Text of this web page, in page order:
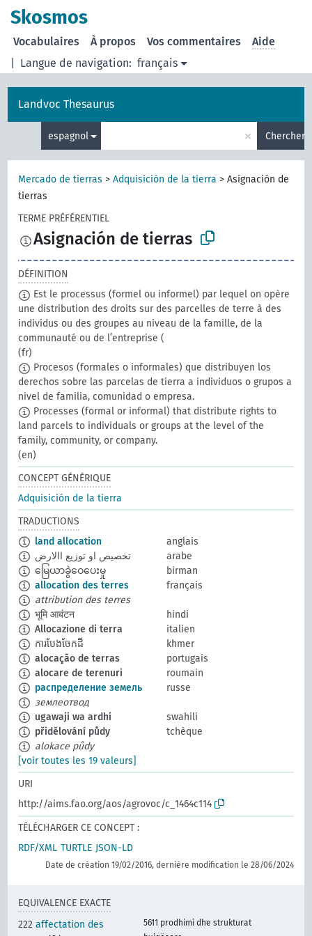
Skosmos
Langue de navigation: français
Vocabulaires À propos Vos commentaires Aide
Landvoc Thesaurus
espagnol × Chercher
Mercado de tierras >Adquisición de la tierra >Asignación de
tierras
TERME PRÉFÉRENTIEL
Asignación de tierras
DÉFINITION
Est le processus (formel ou informel) par lequel on opère
une distribution des droits sur des parcelles de terre à des
individus ou des groupes au niveau de la famille, de la
communauté ou de l’entreprise (
(fr)
Procesos (formales o informales) que distribuyen los
derechos sobre las parcelas de tierra a individuos o grupos a
nivel de familia, comunidad o empresa.
Processes (formal or informal) that distribute rights to
land parcels to individuals or groups at the level of the
family, community, or company.
(en)
CONCEPT GÉNÉRIQUE
Adquisición de la tierra
TRADUCTIONS
land allocation
anglais
تخصيص او توزيع االارض
arabe
မြေယာခွဲဝေပေးမှု
birman
allocation des terres
français
attribution des terres
भूमि आबंटन
hindi
Allocazione di terra
italien
ការបែងចែកដី
khmer
alocação de terras
portugais
alocare de terenuri
roumain
распределение земель
russe
землеотвод
ugawaji wa ardhi
swahili
přidělování půdy
tchèque
alokace půdy
[voir toutes les 19 valeurs]
URI
http://aims.fao.org/aos/agrovoc/c_1464c114
TÉLÉCHARGER CE CONCEPT :
RDF/XML TURTLE JSON-LD
Date de création 19/02/2016, dernière modification le 28/06/2024
EQUIVALENCE EXACTE
222affectation des
5611 prodhimi dhe strukturat